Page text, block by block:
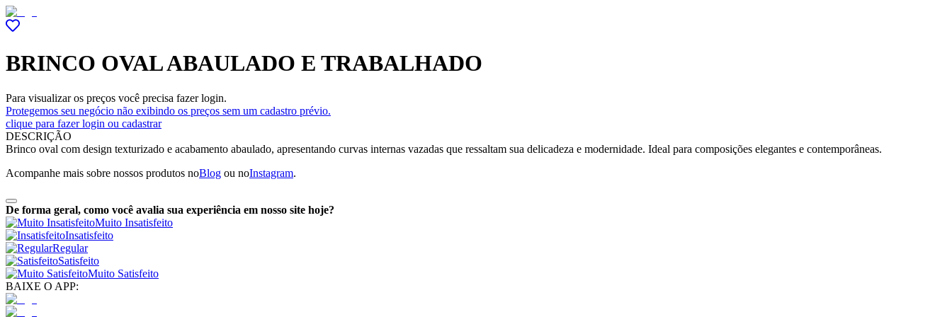
BRINCO OVAL ABAULADO E TRABALHADO
Para visualizar os preços você precisa fazer login.
Protegemos seu negócio não exibindo os preços sem um cadastro prévio.
clique para fazer login ou cadastrar
DESCRIÇÃO
Brinco oval com design texturizado e acabamento abaulado, apresentando curvas internas vazadas que ressaltam sua delicadeza e modernidade. Ideal para composições elegantes e contemporâneas.
Acompanhe mais sobre nossos produtos noBlog ou noInstagram.
De forma geral, como você avalia sua experiência em nosso site hoje?
Muito Insatisfeito
Insatisfeito
Regular
Satisfeito
Muito Satisfeito
BAIXE O APP: